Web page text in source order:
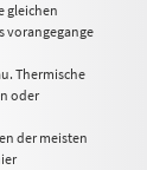
gleichen
vorangegange
Thermische
oder
der meisten